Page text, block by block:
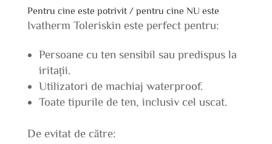
Pentru cine este potrivit / pentru cine NU este
Ivatherm Toleriskin este perfect pentru:
Persoane cu ten sensibil sau predispus la
iritații.
Utilizatori de machiaj waterproof.
Toate tipurile de ten, inclusiv cel uscat.
De evitat de către: